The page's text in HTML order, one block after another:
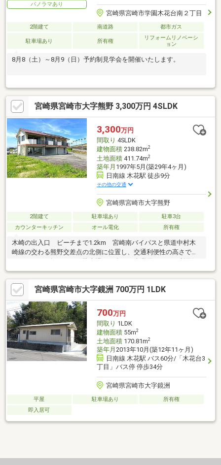
パノラマあり
宮崎県宮崎市学園木花台南２丁目
2階建て 南道路 都市ガス
駐車場あり 所有権
リフォームリノベーシ
ョン
8月8（土）～8月9（日）予約制見学会を開催いたします。
宮崎県宮崎市大字熊野 3,300万円 4SLDK
3,300万円
間取り 4SLDK
建物面積238.82m2
土地面積411.74m2
築年月 1997年5月(築29年4ヶ月)
日南線 木花駅 徒歩9分
その他の交通
宮崎県宮崎市大字熊野
2階建て 駐車場あり
駐車3台
カウンターキッチン
オール電化 所有権
木崎の出入口 ビーチまで1.2km 宮崎南バイパスと県道中村木
崎線の交わる熊野交差点の北側に位置し、交通利便性の高さでフ
値が高い物件
宮崎県宮崎市大字鏡洲 700万円 1LDK
700万円
間取り 1LDK
建物面積55m2
土地面積170.81m2
築年月 2013年10月(築12年11ヶ月)
日南線 木花駅 バス60分/「木花台3
丁目」バス停 停歩34分
宮崎県宮崎市大字鏡洲
平屋 駐車場あり
所有権
即入居可